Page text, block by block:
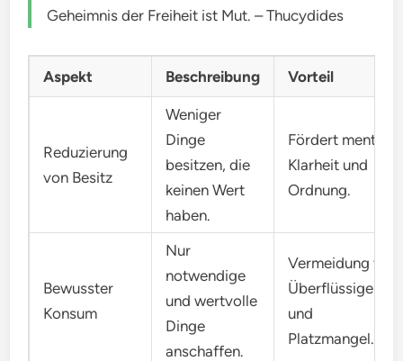
Geheimnis der Freiheit ist Mut. – Thucydides
Aspekt Beschreibung Vorteil
Reduzierung
von Besitz
Weniger
Dinge
besitzen, die
keinen Wert
haben.
Fördert mentale
Klarheit und
Ordnung.
Bewusster
Konsum
Nur
notwendige
und wertvolle
Dinge
anschaffen.
Vermeidung von
Überflüssigem
und
Platzmangel.